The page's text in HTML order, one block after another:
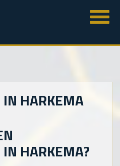
HARKEMA
HARKEMA?